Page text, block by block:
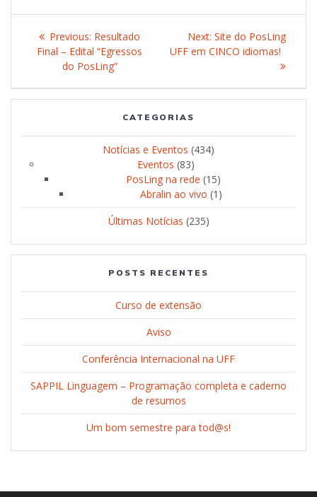
Post
navigation
Previous: Previous
post:
Resultado
Final – Edital “Egressos
do PosLing”
Next: Next
post:
Site do PosLing
UFF em CINCO idiomas!
CATEGORIAS
Notícias e Eventos (434)
Eventos (83)
PosLing na rede (15)
Abralin ao vivo (1)
Últimas Notícias (235)
POSTS RECENTES
Curso de extensão
Aviso
Conferência Internacional na UFF
SAPPIL Linguagem – Programação completa e caderno
de resumos
Um bom semestre para tod@s!